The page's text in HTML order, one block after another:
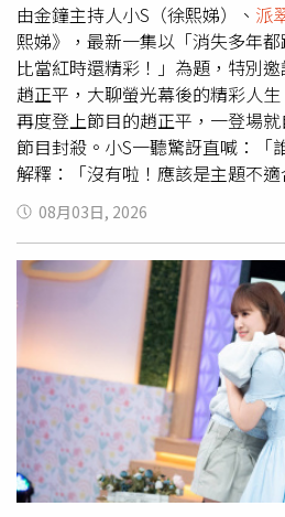
由金鐘主持人小S（徐熙娣）、 派
熙娣》，最新一集以「消失多年
比當紅時還精彩！」為題，特別
趙正平，大聊螢光幕後的精彩人
再度登上節目的趙正平，一登場
節目封殺。小S一聽驚訝直喊：「
解釋：「沒有啦！應該是主題不
單位還是會發我啦！」隨後又自
不會有點假？」笑翻全場。
就是滿臉怨氣，再怎麼不符合，
你的主題吧！」見昔日火爆的趙
小S忍不住好奇追問：「你現在怎
這才大方坦承：「不是怕，是我
即不忘發揮毒舌功力糗他：「他
一個雙眼皮總算變得很自然的男
3萬塊割雙眼皮，讓趙正平瞬間破
講出來的！而且是3萬5！」火藥
到當年《康熙》時期經常開趙哥玩
時互動都捏得「恰到好處」，話
08月03日, 2026